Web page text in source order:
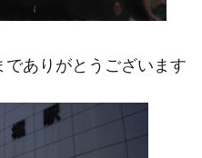
でありがとうございます